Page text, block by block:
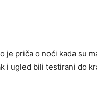
je priča o noći kada su
i ugled bili testirani do